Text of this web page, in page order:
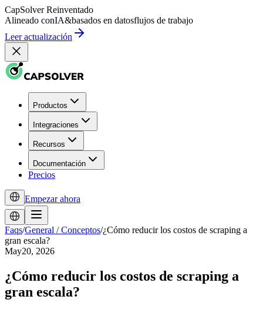
CapSolver Reinventado
Alineado conIA&basados en datosflujos de trabajo
Leer actualización
Productos
Integraciones
Recursos
Documentación
Precios
Empezar ahora
Faqs/General / Conceptos/¿Cómo reducir los costos de scraping a
gran escala?
May20, 2026
¿Cómo reducir los costos de scraping a
gran escala?